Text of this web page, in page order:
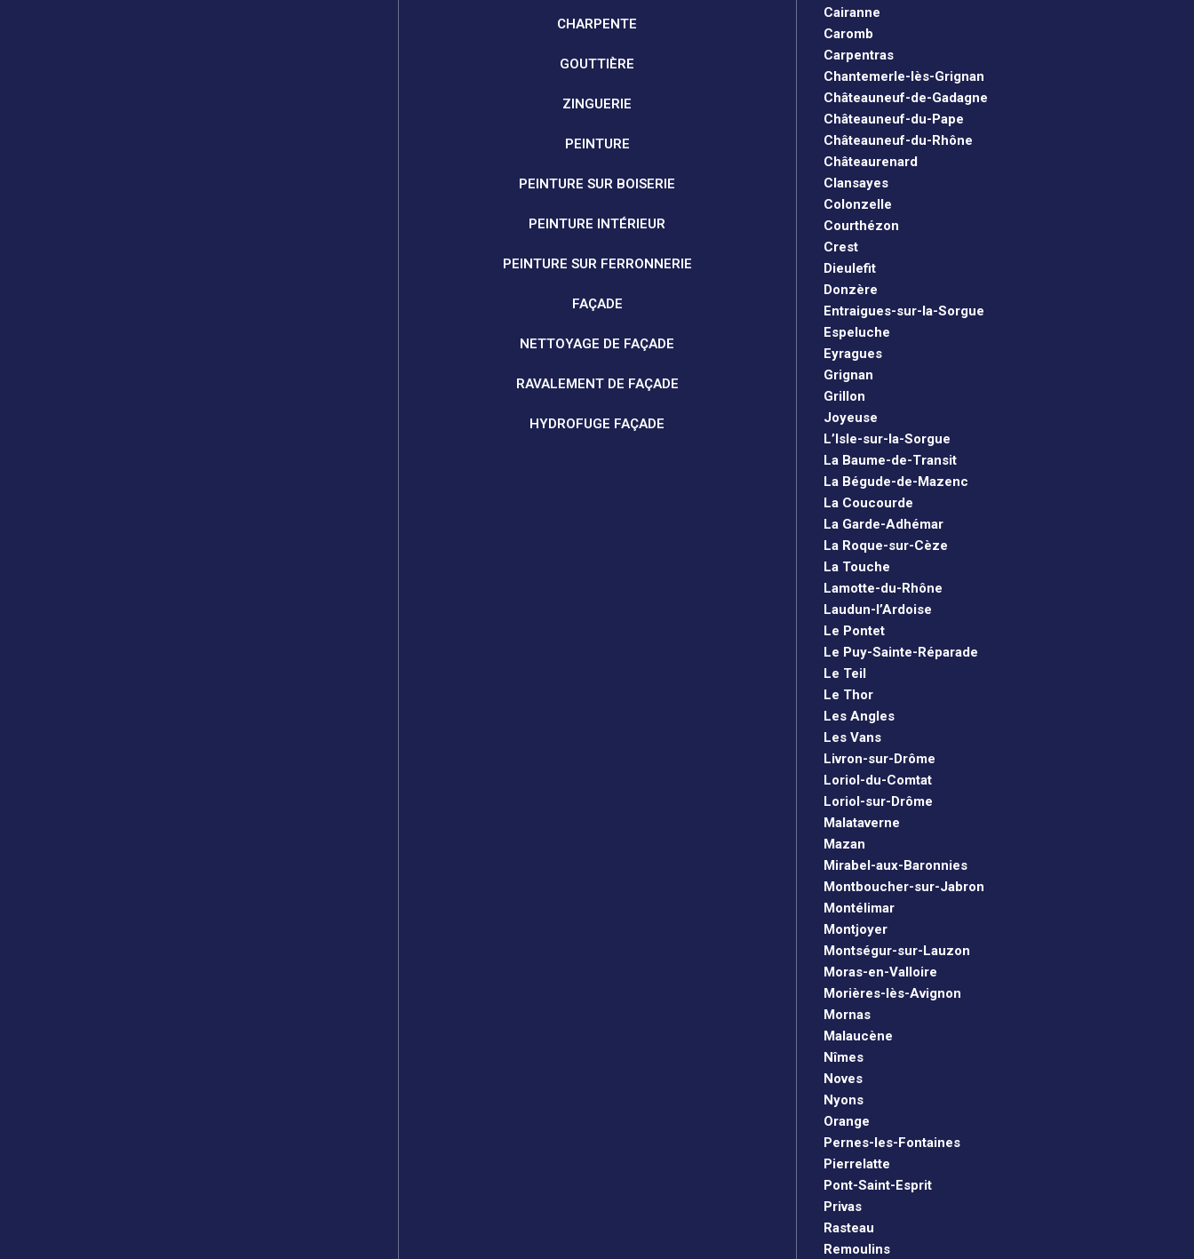
CHARPENTE
GOUTTIÈRE
ZINGUERIE
PEINTURE
PEINTURE SUR BOISERIE
PEINTURE INTÉRIEUR
PEINTURE SUR FERRONNERIE
FAÇADE
NETTOYAGE DE FAÇADE
RAVALEMENT DE FAÇADE
HYDROFUGE FAÇADE
Cairanne
Caromb
Carpentras
Chantemerle-lès-Grignan
Châteauneuf-de-Gadagne
Châteauneuf-du-Pape
Châteauneuf-du-Rhône
Châteaurenard
Clansayes
Colonzelle
Courthézon
Crest
Dieulefit
Donzère
Entraigues-sur-la-Sorgue
Espeluche
Eyragues
Grignan
Grillon
Joyeuse
L’Isle-sur-la-Sorgue
La Baume-de-Transit
La Bégude-de-Mazenc
La Coucourde
La Garde-Adhémar
La Roque-sur-Cèze
La Touche
Lamotte-du-Rhône
Laudun-l’Ardoise
Le Pontet
Le Puy-Sainte-Réparade
Le Teil
Le Thor
Les Angles
Les Vans
Livron-sur-Drôme
Loriol-du-Comtat
Loriol-sur-Drôme
Malataverne
Mazan
Mirabel-aux-Baronnies
Montboucher-sur-Jabron
Montélimar
Montjoyer
Montségur-sur-Lauzon
Moras-en-Valloire
Morières-lès-Avignon
Mornas
Malaucène
Nîmes
Noves
Nyons
Orange
Pernes-les-Fontaines
Pierrelatte
Pont-Saint-Esprit
Privas
Rasteau
Remoulins